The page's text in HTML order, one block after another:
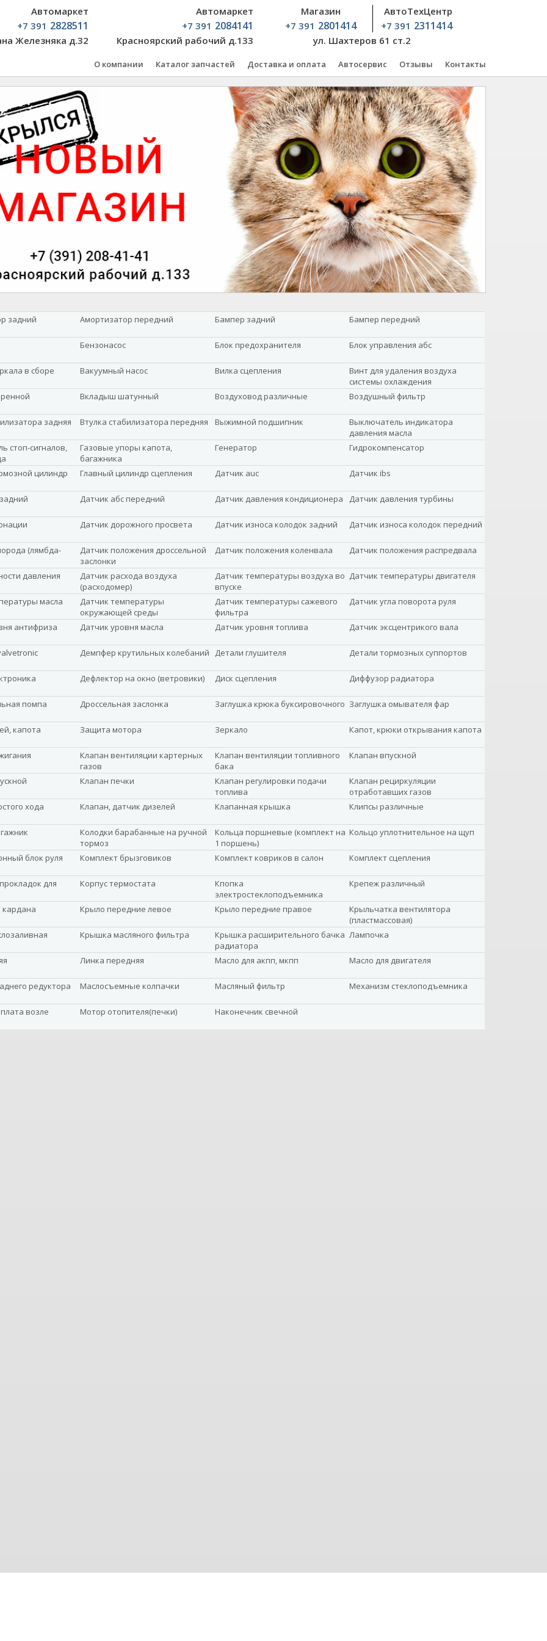
Автомаркет
+7 391 2828511
Железняка д.32
Автомаркет
+7 391 2084141
Красноярский рабочий д.133
Магазин
+7 391 2801414
АвтоТехЦентр
+7 391 2311414
ул. Шахтеров 61 ст.2
О компании Каталог запчастей Доставка и оплата Автосервис Отзывы Контакты
задний Амортизатор передний Бампер задний Бампер передний
Бензонасос Блок предохранителя Блок управления абс
в сборе Вакуумный насос Вилка сцепления
Винт для удаления воздуха
системы охлаждения
Вкладыш шатунный Воздуховод различные Воздушный фильтр
задняя Втулка стабилизатора передняя Выжимной подшипник
Выключатель индикатора
давления масла
стоп-сигналов,
Газовые упоры капота,
багажника
Генератор Гидрокомпенсатор
цилиндр Главный цилиндр сцепления Датчик auc Датчик ibs
Датчик абс передний Датчик давления кондиционера Датчик давления турбины
Датчик дорожного просвета Датчик износа колодок задний Датчик износа колодок передний
(лямбда-
Датчик положения дроссельной
заслонки
Датчик положения коленвала Датчик положения распредвала
давления
Датчик расхода воздуха
(расходомер)
Датчик температуры воздуха во
впуске
Датчик температуры двигателя
масла
Датчик температуры
окружающей среды
Датчик температуры сажевого
фильтра
Датчик угла поворота руля
антифриза Датчик уровня масла Датчик уровня топлива Датчик эксцентрикого вала
Демпфер крутильных колебаний Детали глушителя Детали тормозных суппортов
Дефлектор на окно (ветровики) Диск сцепления Диффузор радиатора
помпа Дроссельная заслонка Заглушка крюка буксировочного Заглушка омывателя фар
капота Защита мотора Зеркало Капот, крюки открывания капота
Клапан вентиляции картерных
газов
Клапан вентиляции топливного
бака
Клапан впускной
Клапан печки
Клапан регулировки подачи
топлива
Клапан рециркуляции
отработавших газов
хода
Клапан, датчик дизелей Клапанная крышка Клипсы различные
Колодки барабанные на ручной
тормоз
Кольца поршневые (комплект на
1 поршень)
Кольцо уплотнительное на щуп
блок руля Комплект брызговиков Комплект ковриков в салон Комплект сцепления
для
Корпус термостата
Кпопка
электростеклоподъемника
Крепеж различный
кардана Крыло передние левое Крыло передние правое
Крыльчатка вентилятора
(пластмассовая)
Крышка масляного фильтра
Крышка расширительного бачка
радиатора
Лампочка
Линка передняя Масло для акпп, мкпп Масло для двигателя
редуктора Маслосъемные колпачки Масляный фильтр Механизм стеклоподъемника
возле
Мотор отопителя(печки) Наконечник свечной